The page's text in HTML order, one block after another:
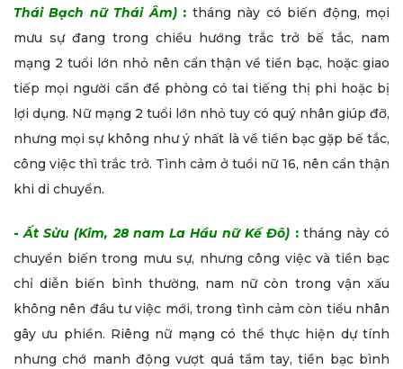
Thái Bạch nữ Thái Âm): tháng này có biến động, mọi
mưu sự đang trong chiều hướng trắc trở bế tắc, nam
mạng 2 tuổi lớn nhỏ nên cẩn thận về tiền bạc, hoặc giao
tiếp mọi người cần đề phòng có tai tiếng thị phi hoặc bị
lợi dụng. Nữ mạng 2 tuổi lớn nhỏ tuy có quý nhân giúp đỡ,
nhưng mọi sự không như ý nhất là về tiền bạc gặp bế tắc,
công việc thì trắc trở. Tình cảm ở tuổi nữ 16, nên cẩn thận
khi di chuyển.
-Ất Sửu (Kim, 28 nam La Hầu nữ Kế Đô) :tháng này có
chuyển biến trong mưu sự, nhưng công việc và tiền bạc
chỉ diễn biến bình thường, nam nữ còn trong vận xấu
không nên đầu tư việc mới, trong tình cảm còn tiểu nhân
gây ưu phiền. Riêng nữ mạng có thể thực hiện dự tính
nhưng chớ manh động vượt quá tầm tay, tiền bạc bình